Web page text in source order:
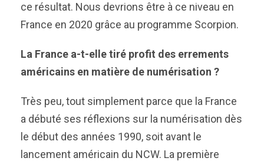
ce résultat. Nous devrions être à ce niveau en
France en 2020 grâce au programme Scorpion.
La France a-t-elle tiré profit des errements
américains en matière de numérisation ?
Très peu, tout simplement parce que la France
a débuté ses réflexions sur la numérisation dès
le début des années 1990, soit avant le
lancement américain du NCW. La première